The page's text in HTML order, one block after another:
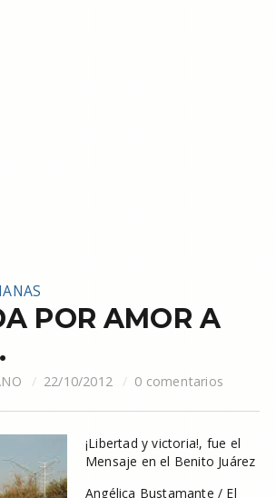
POR AMOR A
22/10/2012 0 comentarios
¡Libertad y victoria!, fue el
Mensaje en el Benito Juárez
Angélica Bustamante / El